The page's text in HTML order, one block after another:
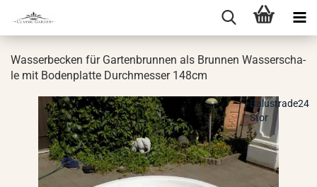
Was­ser­be­cken für Gar­ten­brun­nen als Brun­nen Was­ser­scha­
le mit Bo­den­plat­te Durch­mes­ser 148cm
Balustrade24
Stor